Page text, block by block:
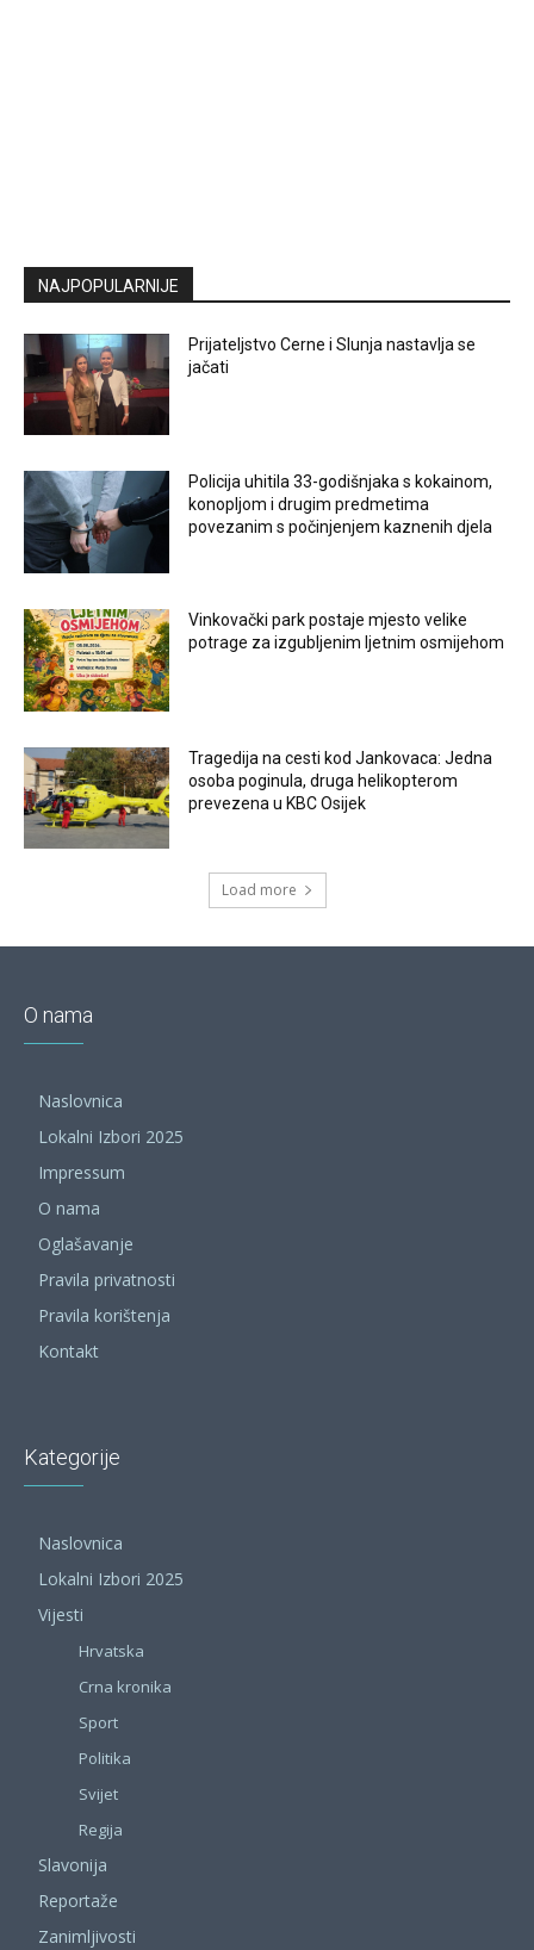
NAJPOPULARNIJE
Prijateljstvo Cerne i Slunja nastavlja se
jačati
Policija uhitila 33-godišnjaka s kokainom,
konopljom i drugim predmetima
povezanim s počinjenjem kaznenih djela
Vinkovački park postaje mjesto velike
potrage za izgubljenim ljetnim osmijehom
Tragedija na cesti kod Jankovaca: Jedna
osoba poginula, druga helikopterom
prevezena u KBC Osijek
Load more
O nama
Naslovnica
Lokalni Izbori 2025
Impressum
O nama
Oglašavanje
Pravila privatnosti
Pravila korištenja
Kontakt
Kategorije
Naslovnica
Lokalni Izbori 2025
Vijesti
Hrvatska
Crna kronika
Sport
Politika
Svijet
Regija
Slavonija
Reportaže
Zanimljivosti